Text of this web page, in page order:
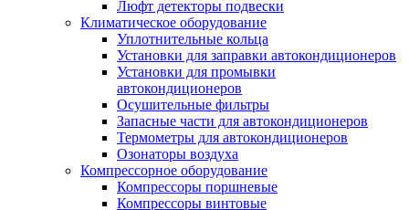
Люфт детекторы подвески
Климатическое оборудование
Уплотнительные кольца
Установки для заправки автокондиционеров
Установки для промывки
автокондиционеров
Осушительные фильтры
Запасные части для автокондиционеров
Термометры для автокондиционеров
Озонаторы воздуха
Компрессорное оборудование
Компрессоры поршневые
Компрессоры винтовые